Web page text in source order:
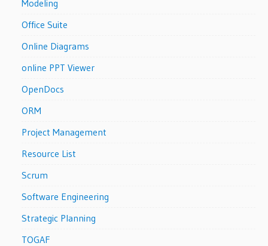
Modeling
Office Suite
Online Diagrams
online PPT Viewer
OpenDocs
ORM
Project Management
Resource List
Scrum
Software Engineering
Strategic Planning
TOGAF